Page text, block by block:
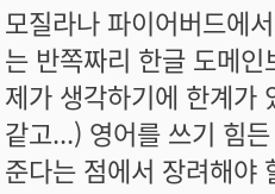
모질라나 파이어버드에
는 반쪽짜리 한글 도메
제가 생각하기에 한계가
같고...) 영어를 쓰기 힘
준다는 점에서 장려해야